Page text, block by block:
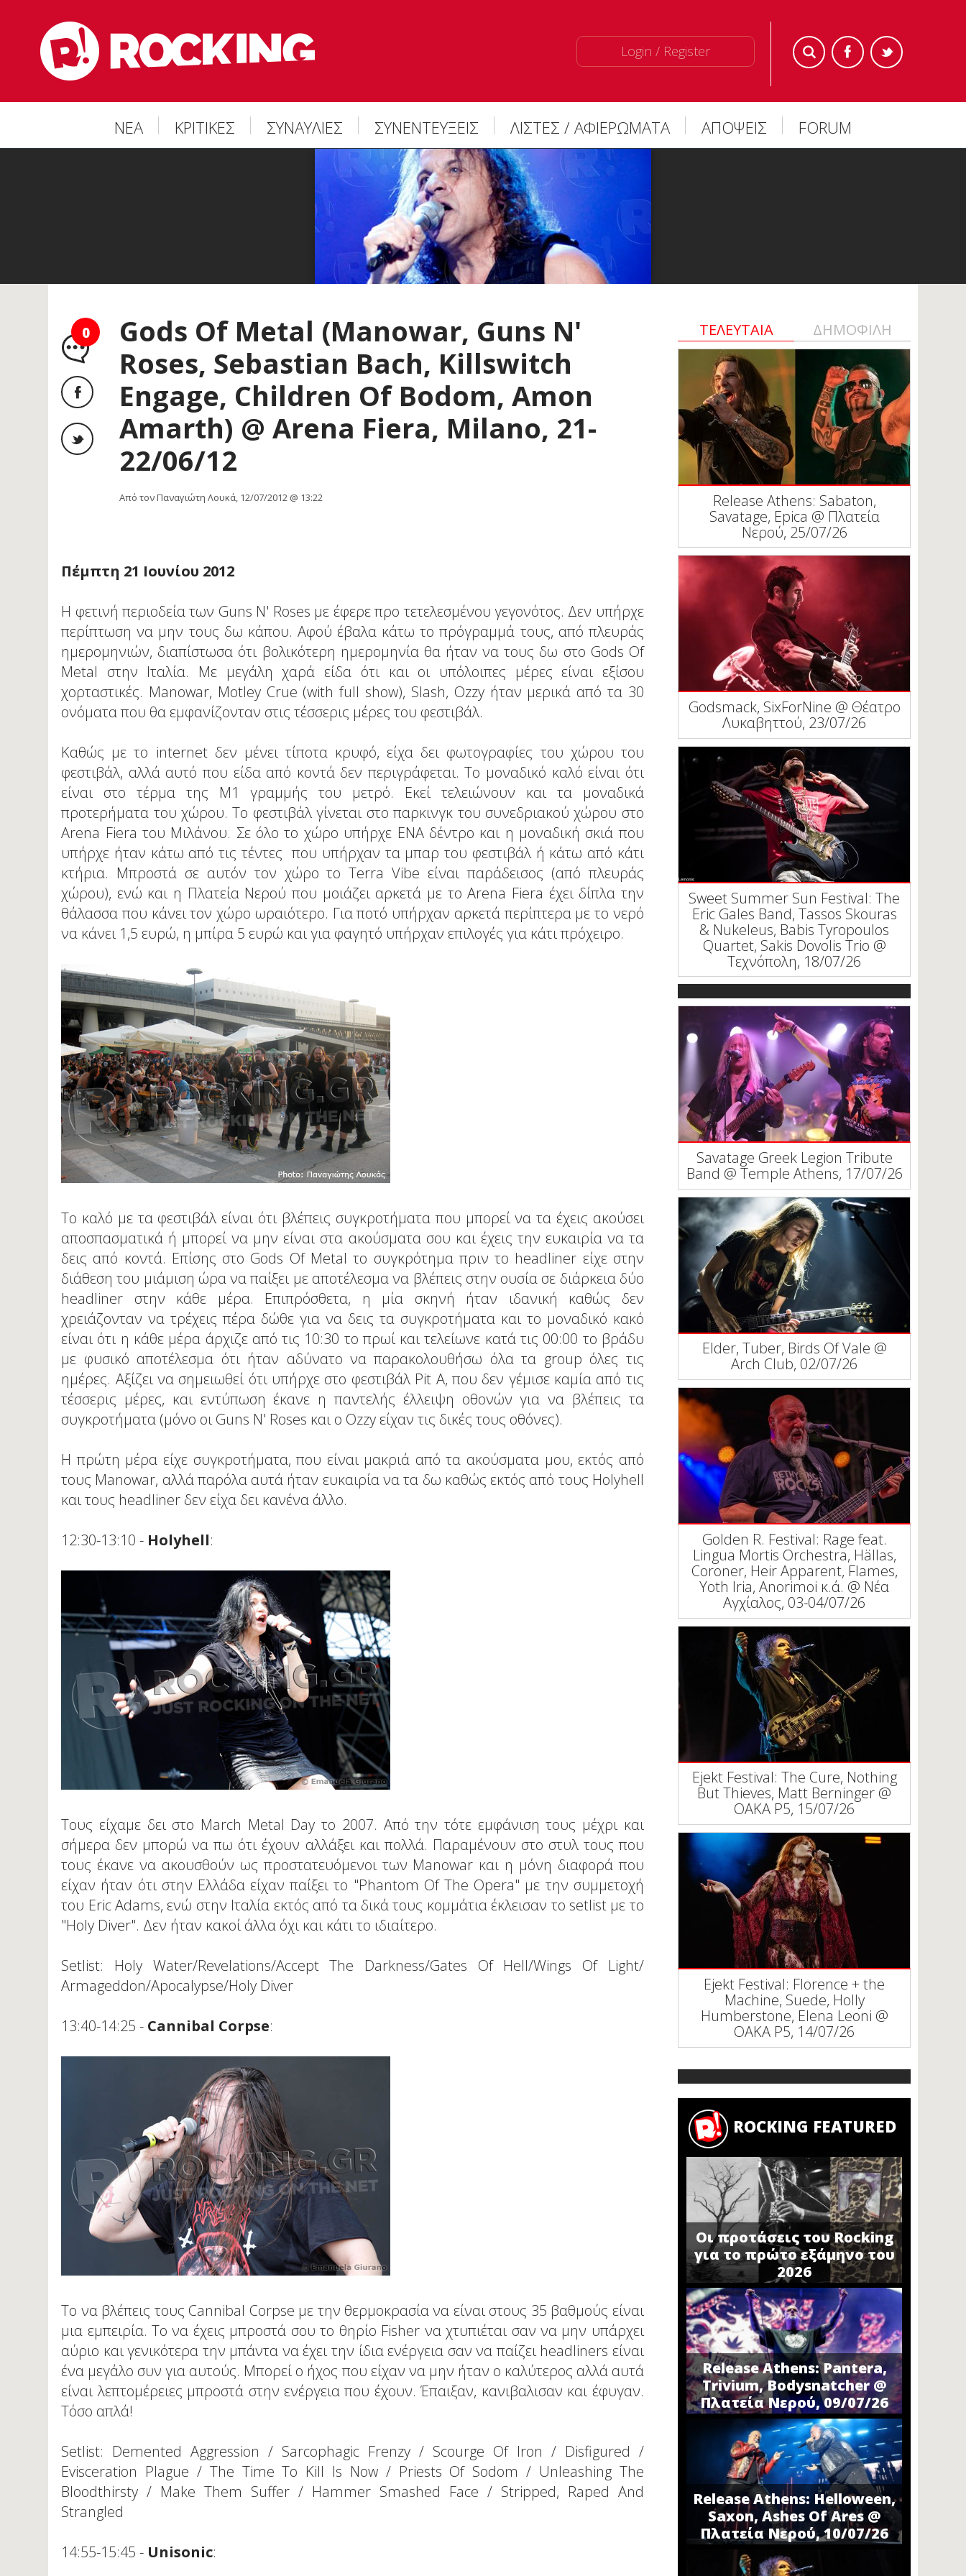
Login / Register
ΝΕΑ ΚΡΙΤΙΚΕΣ ΣΥΝΑΥΛΙΕΣ ΣΥΝΕΝΤΕΥΞΕΙΣ ΛΙΣΤΕΣ / ΑΦΙΕΡΩΜΑΤΑ ΑΠΟΨΕΙΣ FORUM
0
Gods Of Metal (Manowar, Guns N'
Roses, Sebastian Bach, Killswitch
Engage, Children Of Bodom, Amon
Amarth) @ Arena Fiera, Milano, 21-
22/06/12
Από τον Παναγιώτη Λουκά, 12/07/2012 @ 13:22
Πέμπτη 21 Ιουνίου 2012
Η φετινή περιοδεία των Guns N' Roses με έφερε προ τετελεσμένου γεγονότος. Δεν υπήρχε
περίπτωση να μην τους δω κάπου. Αφού έβαλα κάτω το πρόγραμμά τους, από πλευράς
ημερομηνιών, διαπίστωσα ότι βολικότερη ημερομηνία θα ήταν να τους δω στο Gods Of
Metal στην Ιταλία. Με μεγάλη χαρά είδα ότι και οι υπόλοιπες μέρες είναι εξίσου
χορταστικές. Manowar, Motley Crue (with full show), Slash, Ozzy ήταν μερικά από τα 30
ονόματα που θα εμφανίζονταν στις τέσσερις μέρες του φεστιβάλ.
Καθώς με το internet δεν μένει τίποτα κρυφό, είχα δει φωτογραφίες του χώρου του
φεστιβάλ, αλλά αυτό που είδα από κοντά δεν περιγράφεται. Το μοναδικό καλό είναι ότι
είναι στο τέρμα της M1 γραμμής του μετρό. Εκεί τελειώνουν και τα μοναδικά
προτερήματα του χώρου. Το φεστιβάλ γίνεται στο παρκινγκ του συνεδριακού χώρου στο
Arena Fiera του Μιλάνου. Σε όλο το χώρο υπήρχε ΕΝΑ δέντρο και η μοναδική σκιά που
υπήρχε ήταν κάτω από τις τέντες που υπήρχαν τα μπαρ του φεστιβάλ ή κάτω από κάτι
κτήρια. Μπροστά σε αυτόν τον χώρο το Terra Vibe είναι παράδεισος (από πλευράς
χώρου), ενώ και η Πλατεία Νερού που μοιάζει αρκετά με το Arena Fiera έχει δίπλα την
θάλασσα που κάνει τον χώρο ωραιότερο. Για ποτό υπήρχαν αρκετά περίπτερα με το νερό
να κάνει 1,5 ευρώ, η μπίρα 5 ευρώ και για φαγητό υπήρχαν επιλογές για κάτι πρόχειρο.
Το καλό με τα φεστιβάλ είναι ότι βλέπεις συγκροτήματα που μπορεί να τα έχεις ακούσει
αποσπασματικά ή μπορεί να μην είναι στα ακούσματα σου και έχεις την ευκαιρία να τα
δεις από κοντά. Επίσης στο Gods Of Metal το συγκρότημα πριν το headliner είχε στην
διάθεση του μιάμιση ώρα να παίξει με αποτέλεσμα να βλέπεις στην ουσία σε διάρκεια δύο
headliner στην κάθε μέρα. Επιπρόσθετα, η μία σκηνή ήταν ιδανική καθώς δεν
χρειάζονταν να τρέχεις πέρα δώθε για να δεις τα συγκροτήματα και το μοναδικό κακό
είναι ότι η κάθε μέρα άρχιζε από τις 10:30 το πρωί και τελείωνε κατά τις 00:00 το βράδυ
με φυσικό αποτέλεσμα ότι ήταν αδύνατο να παρακολουθήσω όλα τα group όλες τις
ημέρες. Αξίζει να σημειωθεί ότι υπήρχε στο φεστιβάλ Pit A, που δεν γέμισε καμία από τις
τέσσερις μέρες, και εντύπωση έκανε η παντελής έλλειψη οθονών για να βλέπεις τα
συγκροτήματα (μόνο οι Guns N' Roses και ο Ozzy είχαν τις δικές τους οθόνες).
Η πρώτη μέρα είχε συγκροτήματα, που είναι μακριά από τα ακούσματα μου, εκτός από
τους Manowar, αλλά παρόλα αυτά ήταν ευκαιρία να τα δω καθώς εκτός από τους Holyhell
και τους headliner δεν είχα δει κανένα άλλο.
12:30-13:10 - Holyhell:
Τους είχαμε δει στο March Metal Day το 2007. Από την τότε εμφάνιση τους μέχρι και
σήμερα δεν μπορώ να πω ότι έχουν αλλάξει και πολλά. Παραμένουν στο στυλ τους που
τους έκανε να ακουσθούν ως προστατευόμενοι των Manowar και η μόνη διαφορά που
είχαν ήταν ότι στην Ελλάδα είχαν παίξει το "Phantom Of The Opera" με την συμμετοχή
του Eric Adams, ενώ στην Ιταλία εκτός από τα δικά τους κομμάτια έκλεισαν το setlist με το
"Holy Diver". Δεν ήταν κακοί άλλα όχι και κάτι το ιδιαίτερο.
Setlist: Holy Water/Revelations/Accept The Darkness/Gates Of Hell/Wings Of Light/
Armageddon/Apocalypse/Holy Diver
13:40-14:25 - Cannibal Corpse:
Το να βλέπεις τους Cannibal Corpse με την θερμοκρασία να είναι στους 35 βαθμούς είναι
μια εμπειρία. Το να έχεις μπροστά σου το θηρίο Fisher να χτυπιέται σαν να μην υπάρχει
αύριο και γενικότερα την μπάντα να έχει την ίδια ενέργεια σαν να παίζει headliners είναι
ένα μεγάλο συν για αυτούς. Μπορεί ο ήχος που είχαν να μην ήταν ο καλύτερος αλλά αυτά
είναι λεπτομέρειες μπροστά στην ενέργεια που έχουν. Έπαιξαν, κανιβαλισαν και έφυγαν.
Τόσο απλά!
Setlist: Demented Aggression / Sarcophagic Frenzy / Scourge Of Iron / Disfigured /
Evisceration Plague / The Time To Kill Is Now / Priests Of Sodom / Unleashing The
Bloodthirsty / Make Them Suffer / Hammer Smashed Face / Stripped, Raped And
Strangled
14:55-15:45 - Unisonic:
ΤΕΛΕΥΤΑΙΑ ΔΗΜΟΦΙΛΗ
Release Athens: Sabaton,
Savatage, Epica @ Πλατεία
Νερού, 25/07/26
Godsmack, SixForNine @ Θέατρο
Λυκαβηττού, 23/07/26
Sweet Summer Sun Festival: The
Eric Gales Band, Tassos Skouras
& Nukeleus, Babis Tyropoulos
Quartet, Sakis Dovolis Trio @
Τεχνόπολη, 18/07/26
Savatage Greek Legion Tribute
Band @ Temple Athens, 17/07/26
Elder, Tuber, Birds Of Vale @
Arch Club, 02/07/26
Golden R. Festival: Rage feat.
Lingua Mortis Orchestra, Hällas,
Coroner, Heir Apparent, Flames,
Yoth Iria, Anorimoi κ.ά. @ Νέα
Αγχίαλος, 03-04/07/26
Ejekt Festival: The Cure, Nothing
But Thieves, Matt Berninger @
ΟΑΚΑ P5, 15/07/26
Ejekt Festival: Florence + the
Machine, Suede, Holly
Humberstone, Elena Leoni @
ΟΑΚΑ P5, 14/07/26
ROCKING FEATURED
Οι προτάσεις του Rocking
για το πρώτο εξάμηνο του
2026
Release Athens: Pantera,
Trivium, Bodysnatcher @
Πλατεία Νερού, 09/07/26
Release Athens: Helloween,
Saxon, Ashes Of Ares @
Πλατεία Νερού, 10/07/26